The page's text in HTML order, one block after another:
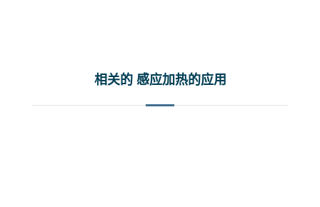
相关的 感应加热的应用